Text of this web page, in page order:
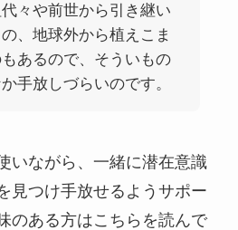
々や前世から引き継い
、地球外から植えこま
あるので、そういもの
手放しづらいのです。
いながら、一緒に潜在意識
見つけ手放せるようサポー
のある方はこちらを読んで